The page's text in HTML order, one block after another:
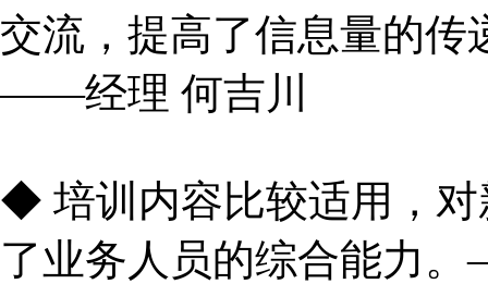
交流，提高了信息量的传
——经理 何吉川
◆ 培训内容比较适用，
了业务人员的综合能力